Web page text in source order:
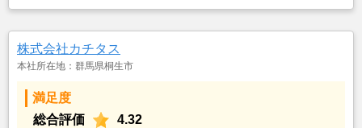
株式会社カチタス
本社所在地：群馬県桐生市
満足度
総合評価
4.32